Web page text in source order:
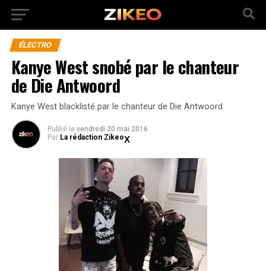
ÉLECTRO
Kanye West snobé par le chanteur
de Die Antwoord
Kanye West blacklisté par le chanteur de Die Antwoord
Publié le vendredi 20 mai 2016
Par La rédaction Zikeo